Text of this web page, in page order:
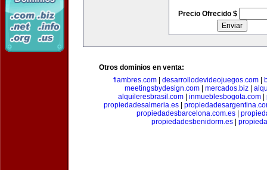
Precio Ofrecido $
Otros dominios en venta:
fiambres.com| desarrollodevideojuegos.com|
meetingsbydesign.com| mercados.biz|
alquileresbrasil.com| inmueblesbogota.com|
propiedadesalmeria.es
propiedadesbarcelona.com.es|
propiedadesbenidorm.es|